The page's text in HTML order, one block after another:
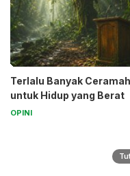
Terlalu Banyak Ceramah
untuk Hidup yang Berat
OPINI